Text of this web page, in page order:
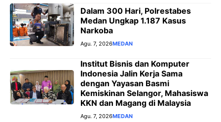
Dalam 300 Hari, Polrestabes
Medan Ungkap 1.187 Kasus
Narkoba
Agu. 7, 2026MEDAN
Institut Bisnis dan Komputer
Indonesia Jalin Kerja Sama
dengan Yayasan Basmi
Kemiskinan Selangor, Mahasiswa
KKN dan Magang di Malaysia
Agu. 7, 2026MEDAN